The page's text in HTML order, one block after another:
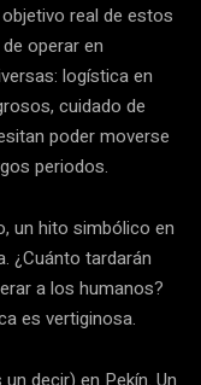
real de estos
operar en
logística en
cuidado de
poder moverse
periodos.
un hito simbólico en
¿Cuánto tardarán
a los humanos?
es vertiginosa.